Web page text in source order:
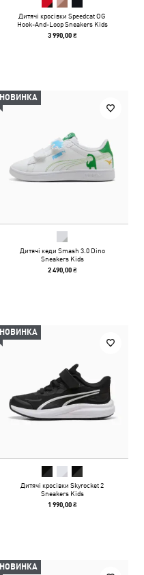
Дитячі кросівки Speedcat OG
Hook-And-Loop Sneakers Kids
3 990,00 ₴
НОВИНКА
Дитячі кеди Smash 3.0 Dino
Sneakers Kids
2 490,00 ₴
НОВИНКА
Дитячі кросівки Skyrocket 2
Sneakers Kids
1 990,00 ₴
НОВИНКА